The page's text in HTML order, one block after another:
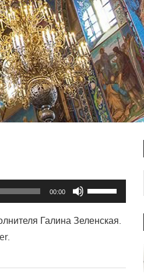
00:00
Используйте
клавиши
вверх/
увеличить
Галина Зеленская.